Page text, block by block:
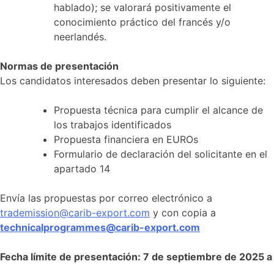
hablado); se valorará positivamente el
conocimiento práctico del francés y/o
neerlandés.
Normas de presentación
Los candidatos interesados deben presentar lo siguiente:
Propuesta técnica para cumplir el alcance de
los trabajos identificados
Propuesta financiera en EUROs
Formulario de declaración del solicitante en el
apartado 14
Envía las propuestas por correo electrónico a
trademission@carib-export.com y con copia a
technicalprogrammes@carib-export.com
Fecha límite de presentación: 7 de septiembre de 2025 a